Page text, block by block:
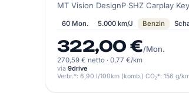
MT Vision DesignP SHZ Carplay
60 Mon. 5.000 km/J Benzin
322,00 €/Mon.
270,59 € netto · 0,77 €/km
via 9drive
Verbr.*: 6,90 l/100km (komb.) CO₂*: 156 g/